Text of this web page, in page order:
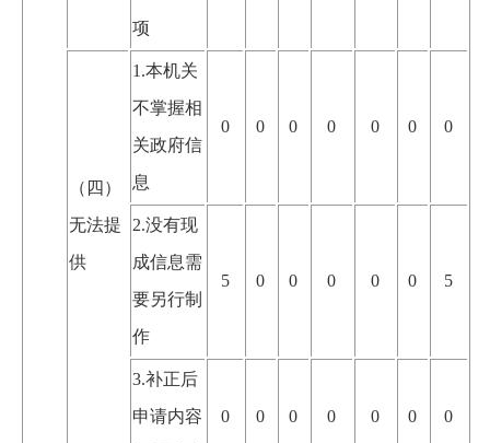
项
（四）
无法提
供
1.本机关
不掌握相
关政府信
息
0 0 0 0 0 0 0
2.没有现
成信息需
要另行制
作
5 0 0 0 0 0 5
3.补正后
申请内容
0 0 0 0 0 0 0